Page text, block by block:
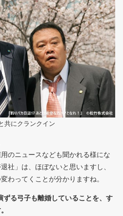
共にクランクイン
のニュースなども聞かれる様にな
社」は、ほぼないと思いますし、
わってくことが分かりますね。
る弓子も離婚していることを、す